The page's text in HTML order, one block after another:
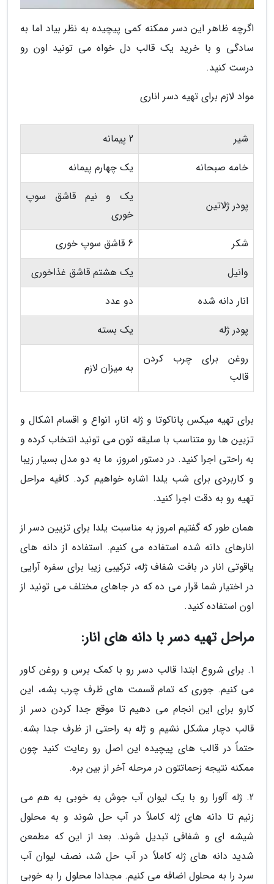
اگرچه ظاهر این دسر ممکنه کمی پیچیده به نظر بیاد اما به
سادگی و با خرید یک قالب دل خواه می تونید اون رو
درست کنید.
مواد لازم برای تهیه دسر اناری
شیر
2 پیمانه
خامه صبحانه
یک چهارم پیمانه
پودر ژلاتین
یک و نیم قاشق سوپ
خوری
شکر
6 قاشق سوپ خوری
وانیل
یک هشتم قاشق غذاخوری
انار دانه شده
دو عدد
پودر ژله
یک بسته
روغن برای چرب کردن
قالب
به میزان لازم
برای تهیه میکس پاناکوتا و ژله انار، انواع و اقسام اشکال و
تزیین ها رو متناسب با سلیقه تون می تونید انتخاب کرده و
به راحتی اجرا کنید. در دستور امروز، ما به دو مدل بسیار زیبا
و کاربردی برای شب یلدا اشاره خواهیم کرد. کافیه مراحل
تهیه رو به دقت اجرا کنید.
همان طور که گفتیم امروز به مناسبت یلدا برای تزیین دسر از
انارهای دانه شده استفاده می کنیم. استفاده از دانه های
یاقوتی انار در بافت شفاف ژله، ترکیبی زیبا برای سفره آرایی
در اختیار شما قرار می ده که در جاهای مختلف می تونید از
اون استفاده کنید.
مراحل تهیه دسر با دانه های انار:
1. برای شروع ابتدا قالب دسر رو با کمک برس و روغن کاور
می کنیم. جوری که تمام قسمت های ظرف چرب بشه، این
کارو برای این انجام می دهیم تا موقع جدا کردن دسر از
قالب دچار مشکل نشیم و ژله به راحتی از ظرف جدا بشه.
حتماً در قالب های پیچیده این اصل رو رعایت کنید چون
ممکنه نتیجه زحماتتون در مرحله آخر از بین بره.
2. ژله آلورا رو با یک لیوان آب جوش به خوبی به هم می
زنیم تا دانه های ژله کاملاً در آب حل شوند و به محلول
شیشه ای و شفافی تبدیل شوند. بعد از این که مطمعن
شدید دانه های ژله کاملاً در آب حل شد، نصف لیوان آب
سرد را به محلول اضافه می کنیم. مجدادا محلول را به خوبی